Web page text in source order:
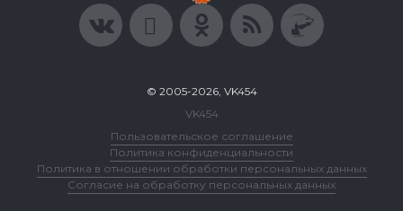
© 2005-2026, VK454
VK454
Пользовательское соглашение
Политика конфиденциальности
Политика в отношении обработки персональных данных
Согласие на обработку персональных данных